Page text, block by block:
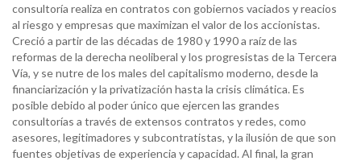
consultoría realiza en contratos con gobiernos vaciados y reacios
al riesgo y empresas que maximizan el valor de los accionistas.
Creció a partir de las décadas de 1980 y 1990 a raíz de las
reformas de la derecha neoliberal y los progresistas de la Tercera
Vía, y se nutre de los males del capitalismo moderno, desde la
financiarización y la privatización hasta la crisis climática. Es
posible debido al poder único que ejercen las grandes
consultorías a través de extensos contratos y redes, como
asesores, legitimadores y subcontratistas, y la ilusión de que son
fuentes objetivas de experiencia y capacidad. Al final, la gran